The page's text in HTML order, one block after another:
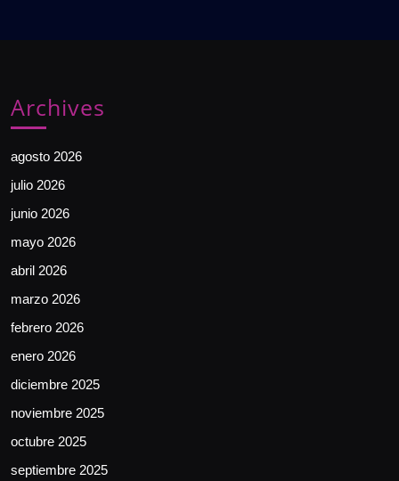
Archives
agosto 2026
julio 2026
junio 2026
mayo 2026
abril 2026
marzo 2026
febrero 2026
enero 2026
diciembre 2025
noviembre 2025
octubre 2025
septiembre 2025